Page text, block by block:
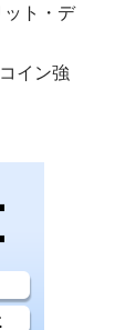
ト・デ
イン強